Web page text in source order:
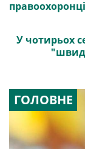
У чотирьох
ГОЛОВНЕ